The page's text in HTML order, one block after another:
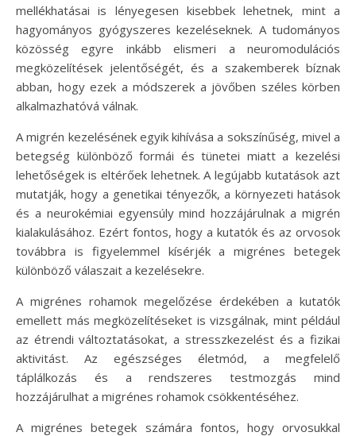
mellékhatásai is lényegesen kisebbek lehetnek, mint a
hagyományos gyógyszeres kezeléseknek. A tudományos
közösség egyre inkább elismeri a neuromodulációs
megközelítések jelentőségét, és a szakemberek bíznak
abban, hogy ezek a módszerek a jövőben széles körben
alkalmazhatóvá válnak.
A migrén kezelésének egyik kihívása a sokszínűség, mivel a
betegség különböző formái és tünetei miatt a kezelési
lehetőségek is eltérőek lehetnek. A legújabb kutatások azt
mutatják, hogy a genetikai tényezők, a környezeti hatások
és a neurokémiai egyensúly mind hozzájárulnak a migrén
kialakulásához. Ezért fontos, hogy a kutatók és az orvosok
továbbra is figyelemmel kísérjék a migrénes betegek
különböző válaszait a kezelésekre.
A migrénes rohamok megelőzése érdekében a kutatók
emellett más megközelítéseket is vizsgálnak, mint például
az étrendi változtatásokat, a stresszkezelést és a fizikai
aktivitást. Az egészséges életmód, a megfelelő
táplálkozás és a rendszeres testmozgás mind
hozzájárulhat a migrénes rohamok csökkentéséhez.
A migrénes betegek számára fontos, hogy orvosukkal